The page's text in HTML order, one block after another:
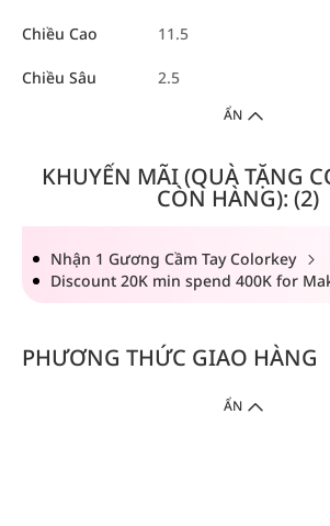
Chiều Cao 11.5
Chiều Sâu 2.5
ẨN
KHUYẾN MÃI (QUÀ TẶNG
CÒN HÀNG): (2)
Nhận 1 Gương Cầm Tay Colorkey
Discount 20K min spend 400K for
PHƯƠNG THỨC GIAO HÀNG
ẨN